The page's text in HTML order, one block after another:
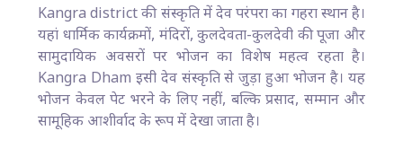
Kangra district की संस्कृति में देव परंपरा का गहरा स्थान है।
यहां धार्मिक कार्यक्रमों, मंदिरों, कुलदेवता-कुलदेवी की पूजा और
सामुदायिक अवसरों पर भोजन का विशेष महत्व रहता है।
Kangra Dham इसी देव संस्कृति से जुड़ा हुआ भोजन है। यह
भोजन केवल पेट भरने के लिए नहीं, बल्कि प्रसाद, सम्मान और
सामूहिक आशीर्वाद के रूप में देखा जाता है।